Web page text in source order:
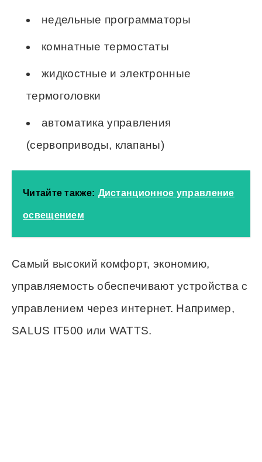
недельные программаторы
комнатные термостаты
жидкостные и электронные
термоголовки
автоматика управления
(сервоприводы, клапаны)
Читайте также: Дистанционное управление
освещением
Самый высокий комфорт, экономию,
управляемость обеспечивают устройства с
управлением через интернет. Например,
SALUS IT500 или WATTS.